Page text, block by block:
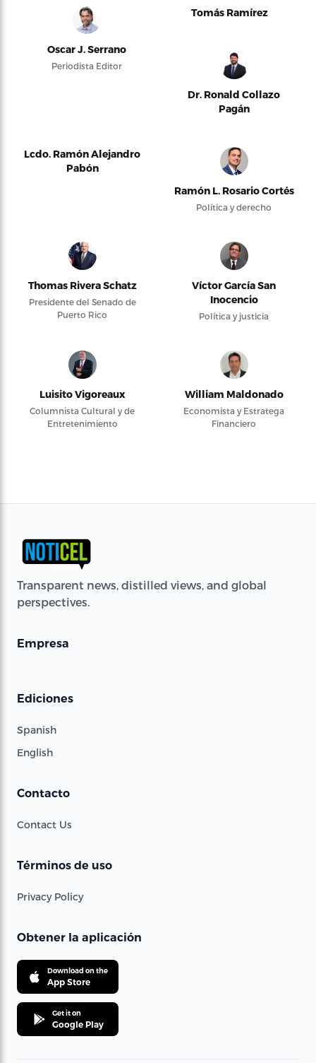
Oscar J. Serrano
Periodista Editor
Tomás Ramírez
Dr. Ronald Collazo
Pagán
Lcdo. Ramón Alejandro
Pabón
Ramón L. Rosario Cortés
Política y derecho
Thomas Rivera Schatz
Presidente del Senado de
Puerto Rico
Víctor García San
Inocencio
Política y justicia
Luisito Vigoreaux
Columnista Cultural y de
Entretenimiento
William Maldonado
Economista y Estratega
Financiero
Transparent news, distilled views, and global
perspectives.
Empresa
Ediciones
Spanish
English
Contacto
Contact Us
Términos de uso
Privacy Policy
Obtener la aplicación
Download on the
App Store
Get it on
Google Play